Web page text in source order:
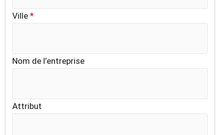
Ville *
Nom de l’entreprise
Attribut